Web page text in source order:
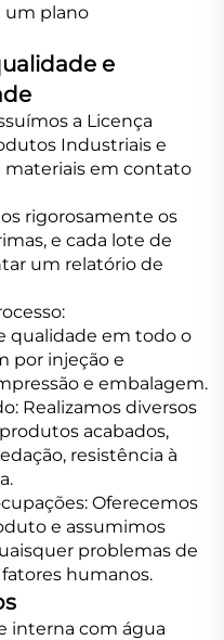
um plano
e
a Licença
Industriais e
materiais em contato
rigorosamente os
e cada lote de
um relatório de
qualidade em todo o
por injeção e
e embalagem.
Realizamos diversos
acabados,
resistência à
Oferecemos
e assumimos
problemas de
humanos.
interna com água